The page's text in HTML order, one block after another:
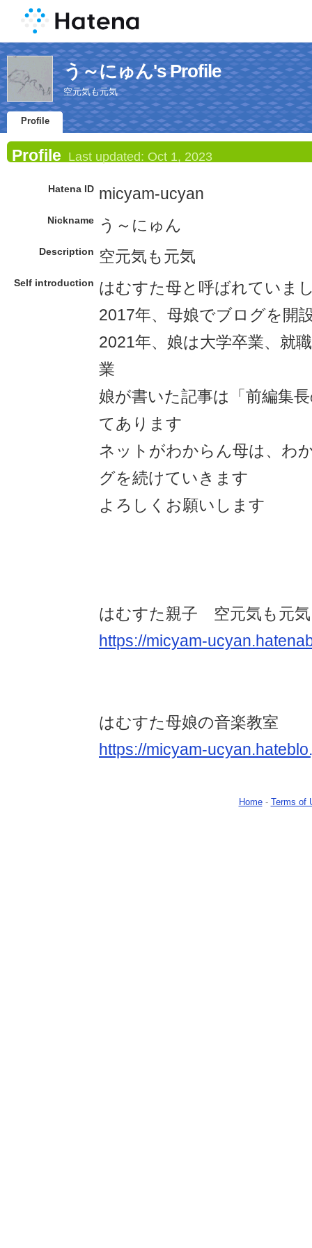
う～にゅん's Profile
空元気も元気
Profile
Profile Last updated: Oct 1, 2023
Hatena ID micyam-ucyan
Nickname う～にゅん
Description 空元気も元気
Self introduction はむすた母と呼ばれていま
2017年、母娘でブログを開
2021年、娘は大学卒業、就
業
娘が書いた記事は「前編集
てあります
ネットがわからん母は、わ
グを続けていきます
よろしくお願いします
はむすた親子 空元気も元気
https://micyam-
はむすた母娘の音楽教室
https://micyam-
Home- Terms of